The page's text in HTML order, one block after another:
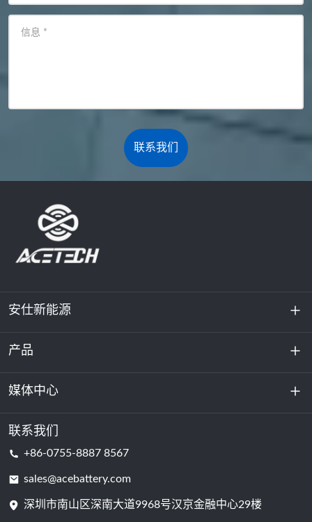
信息 *
联系我们
安仕新能源
关于我们
可持续发展
产品
储能
数据中心和服务器机房
电芯
媒体中心
新闻与活动
联系我们
+86-0755-8887 8567
sales@acebattery.com
深圳市南山区深南大道9968​​号汉京金融中心29楼